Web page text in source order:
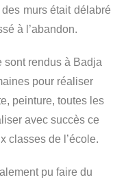
des murs était délabré
à l’abandon.
sont rendus à Badja
pour réaliser
peinture, toutes les
avec succès ce
classes de l’école.
pu faire du